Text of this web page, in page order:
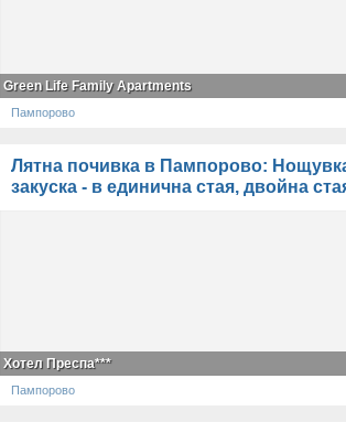
Green Life Family Apartments
Пампорово
Лятна почивка в Пампорово:
закуска - в единична стая, двойна
Хотел Преспа***
Пампорово